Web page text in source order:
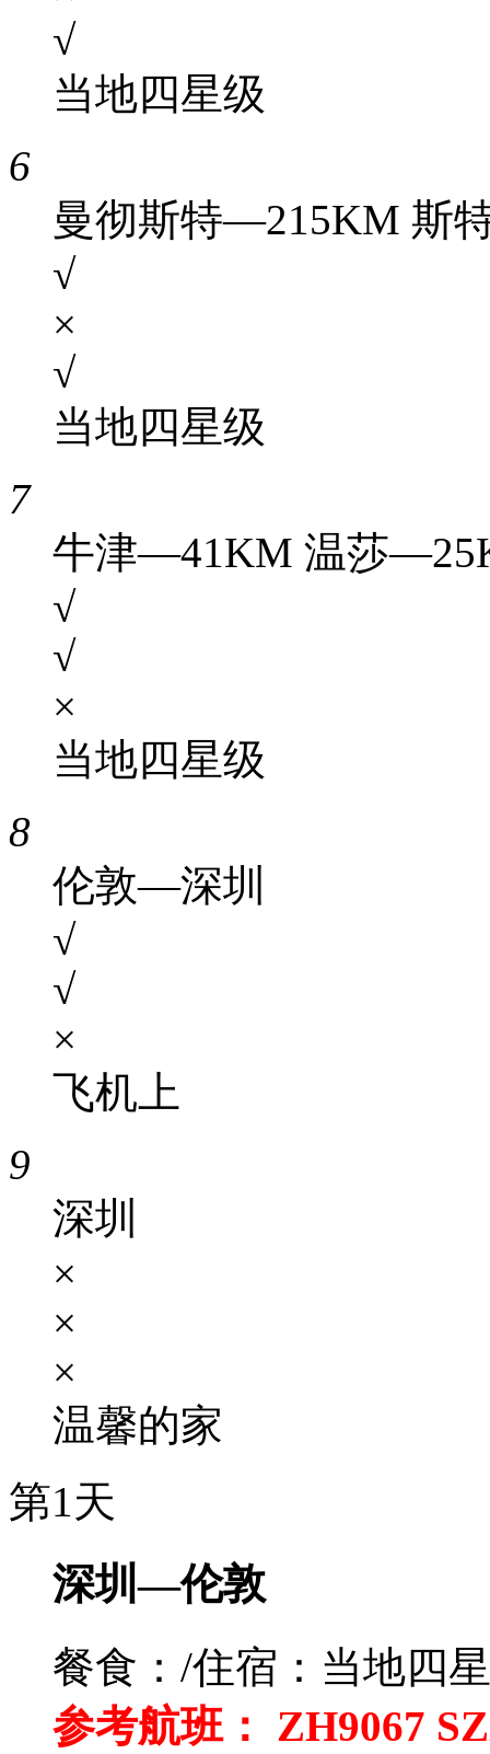
√
当地四星级
6
曼彻斯特—215KM 斯
√
×
√
当地四星级
7
牛津—41KM 温莎
√
√
×
当地四星级
8
伦敦—深圳
√
√
×
飞机上
9
深圳
×
×
×
温馨的家
第1天
深圳—伦敦
餐食：/住宿：当地四
参考航班： ZH9067